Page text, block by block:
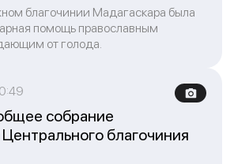
благочинии Мадагаскара была
помощь православным
от голода.
собрание
благочиния